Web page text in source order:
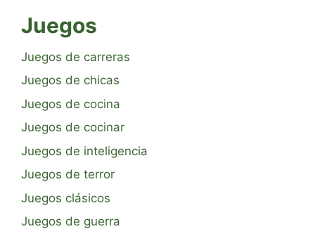
Juegos
Juegos de carreras
Juegos de chicas
Juegos de cocina
Juegos de cocinar
Juegos de inteligencia
Juegos de terror
Juegos clásicos
Juegos de guerra